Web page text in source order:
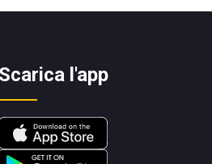
Scarica l'app